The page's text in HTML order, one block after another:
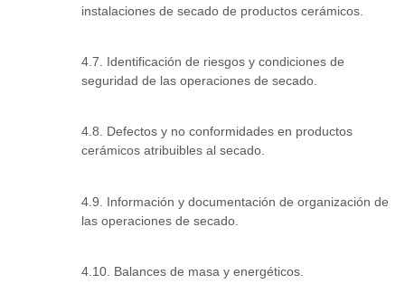
instalaciones de secado de productos cerámicos.
4.7. Identificación de riesgos y condiciones de
seguridad de las operaciones de secado.
4.8. Defectos y no conformidades en productos
cerámicos atribuibles al secado.
4.9. Información y documentación de organización de
las operaciones de secado.
4.10. Balances de masa y energéticos.